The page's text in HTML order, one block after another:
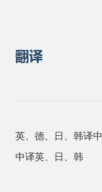
翻译
英、德、日、韩译中
中译英、日、韩